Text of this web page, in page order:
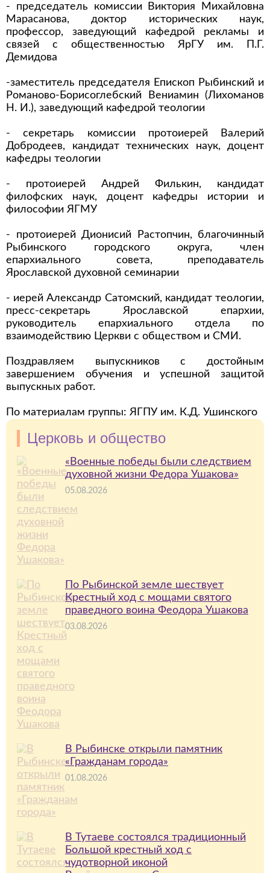
- председатель комиссии Виктория Михайловна
Марасанова, доктор исторических наук,
профессор, заведующий кафедрой рекламы и
связей с общественностью ЯрГУ им. П.Г.
Демидова
-заместитель председателя Епископ Рыбинский и
Романово-Борисоглебский Вениамин (Лихоманов
Н. И.), заведующий кафедрой теологии
- секретарь комиссии протоиерей Валерий
Добродеев, кандидат технических наук, доцент
кафедры теологии
- протоиерей Андрей Филькин, кандидат
филофских наук, доцент кафедры истории и
философии ЯГМУ
- протоиерей Дионисий Растопчин, благочинный
Рыбинского городского округа, член
епархиального совета, преподаватель
Ярославской духовной семинарии
- иерей Александр Сатомский, кандидат теологии,
пресс-секретарь Ярославской епархии,
руководитель епархиального отдела по
взаимодействию Церкви с обществом и СМИ.
Поздравляем выпускников с достойным
завершением обучения и успешной защитой
выпускных работ.
По материалам группы: ЯГПУ им. К.Д. Ушинского
Церковь и общество
«Военные победы были следствием
духовной жизни Федора Ушакова»
05.08.2026
По Рыбинской земле шествует
Крестный ход с мощами святого
праведного воина Феодора Ушакова
03.08.2026
В Рыбинске открыли памятник
«Гражданам города»
01.08.2026
В Тутаеве состоялся традиционный
Большой крестный ход с
чудотворной иконой